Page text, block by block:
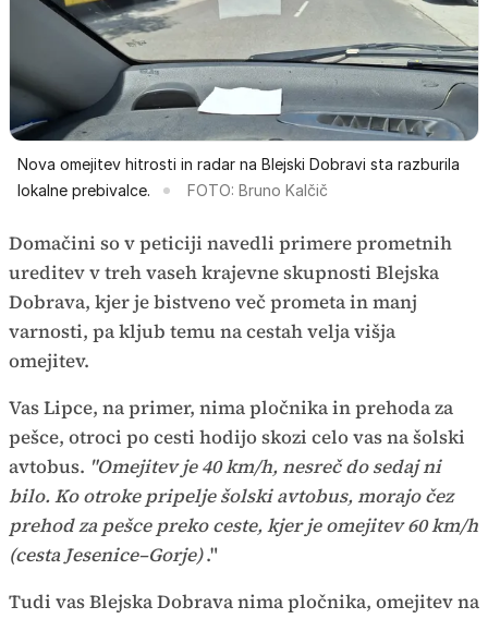
Nova omejitev hitrosti in radar na Blejski Dobravi sta razburila
lokalne prebivalce.
FOTO: Bruno Kalčič
Domačini so v peticiji navedli primere prometnih
ureditev v treh vaseh krajevne skupnosti Blejska
Dobrava, kjer je bistveno več prometa in manj
varnosti, pa kljub temu na cestah velja višja
omejitev.
Vas Lipce, na primer, nima pločnika in prehoda za
pešce, otroci po cesti hodijo skozi celo vas na šolski
avtobus. "Omejitev je 40 km/h, nesreč do sedaj ni
bilo. Ko otroke pripelje šolski avtobus, morajo čez
prehod za pešce preko ceste, kjer je omejitev 60 km/h
(cesta Jesenice–Gorje)."
Tudi vas Blejska Dobrava nima pločnika, omejitev na